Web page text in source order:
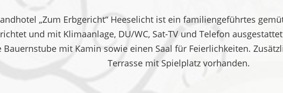
„Zum Erbgericht“ Heeselicht ist ein familiengeführtes
und mit Klimaanlage, DU/WC, Sat-TV und Telefon
Bauernstube mit Kamin sowie einen Saal für Feierlichkeiten.
Terrasse mit Spielplatz vorhanden.